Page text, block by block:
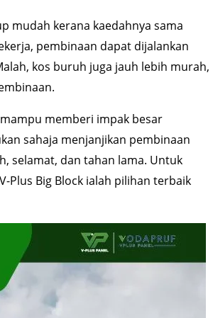
mudah kerana kaedahnya sama
pembinaan dapat dijalankan
kos buruh juga jauh lebih murah,
memberi impak besar
sahaja menjanjikan pembinaan
selamat, dan tahan lama. Untuk
Plus Big Block ialah pilihan terbaik